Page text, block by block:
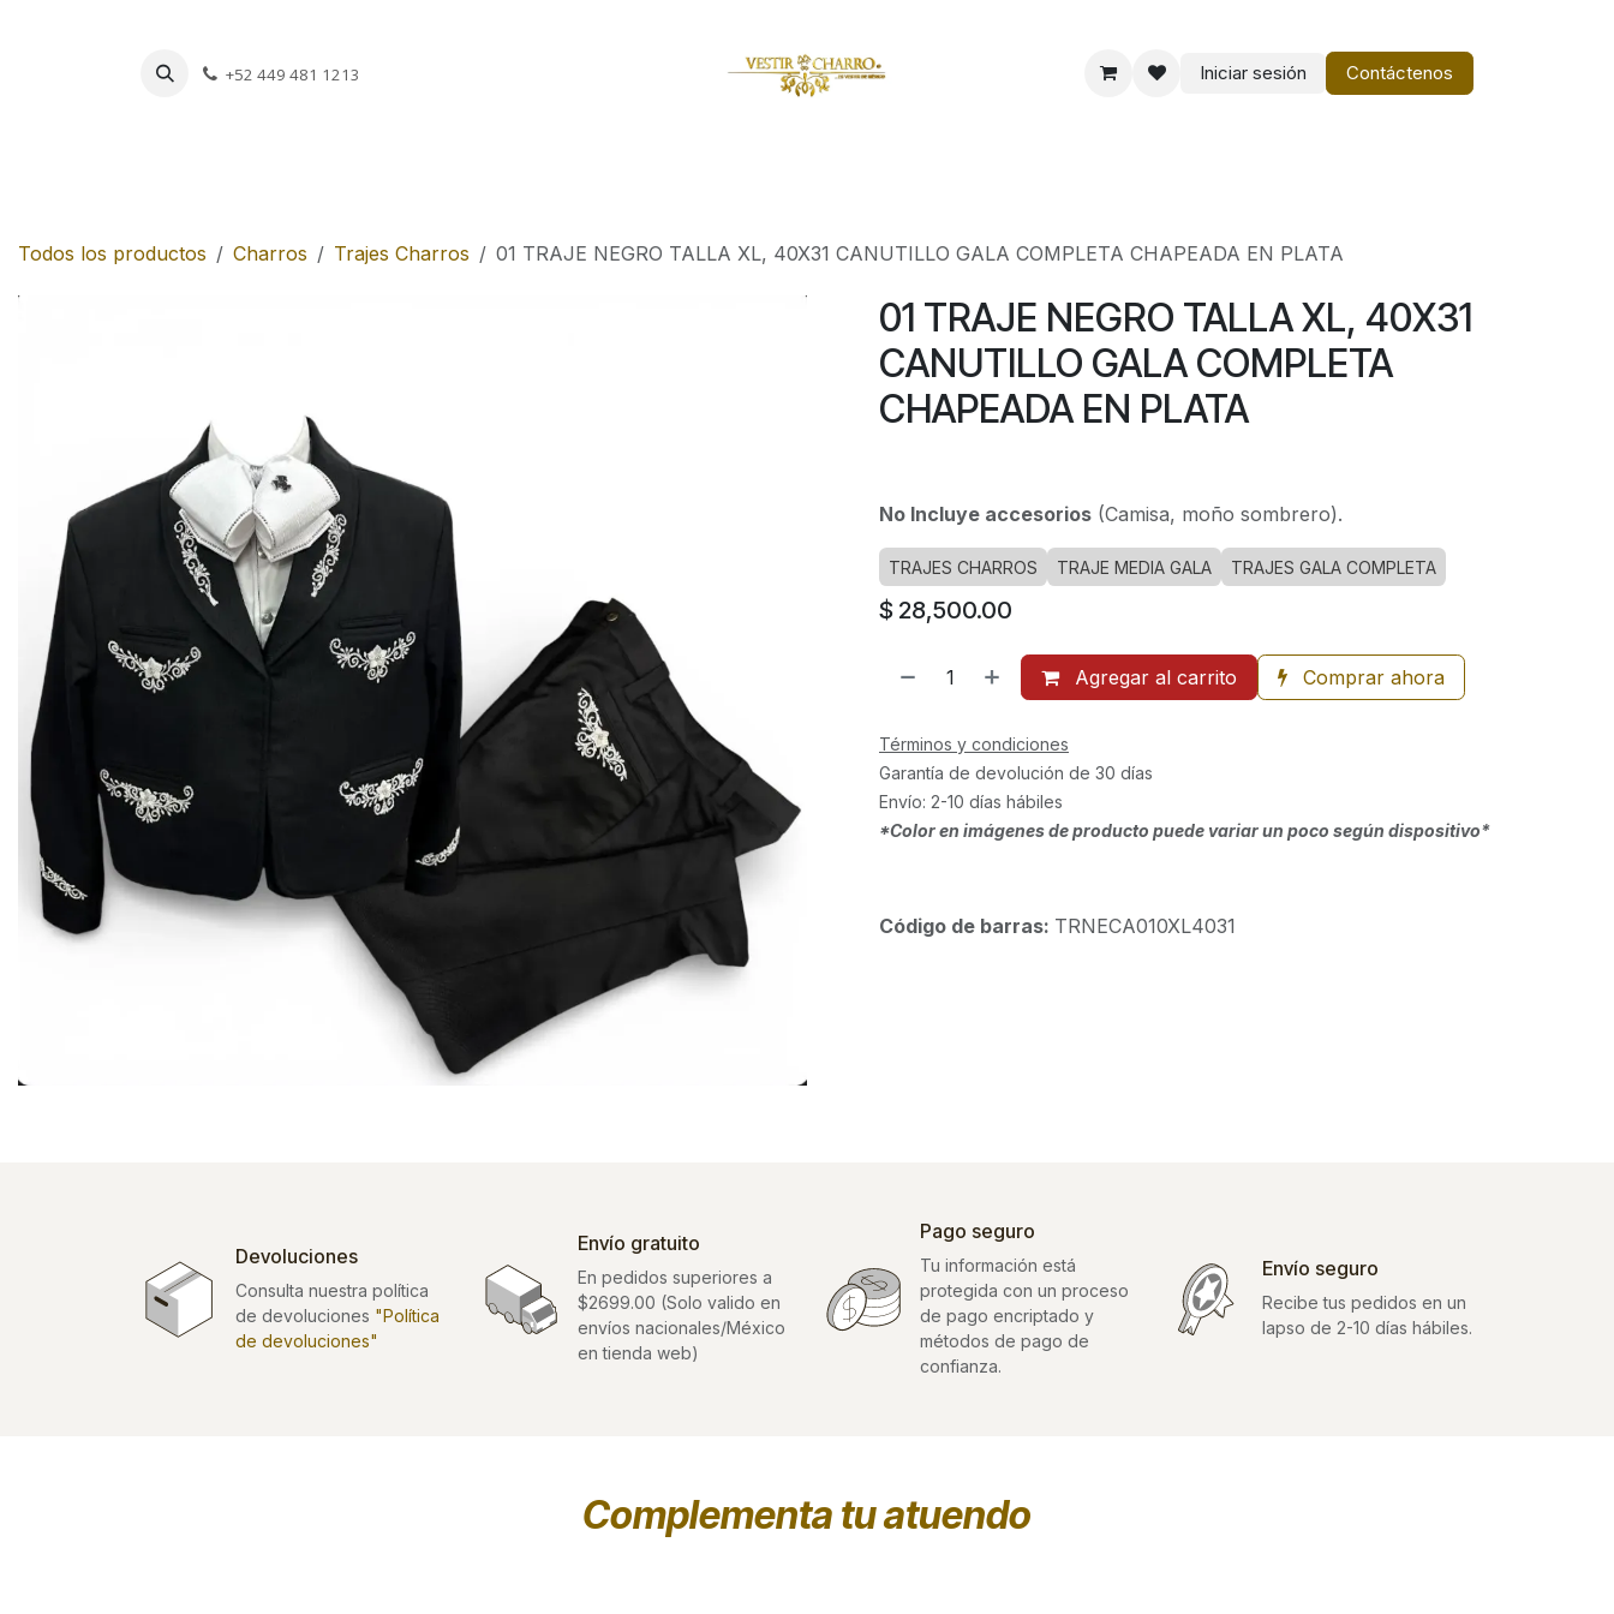
+52 449 481 1213 Iniciar sesión Contáctenos
Todos los productos Charros Trajes Charros 01 TRAJE NEGRO TALLA XL, 40X31 CANUTILLO GALA COMPLETA CHAPEADA EN PLATA
01 TRAJE NEGRO TALLA XL, 40X31
CANUTILLO GALA COMPLETA
CHAPEADA EN PLATA
No Incluye accesorios (Camisa, moño sombrero).
TRAJES CHARROS TRAJE MEDIA GALA TRAJES GALA COMPLETA
$ 28,500.00
Agregar al carrito Comprar ahora
Términos y condiciones
Garantía de devolución de 30 días
Envío: 2-10 días hábiles
*Color en imágenes de producto puede variar un poco según dispositivo*
Código de barras: TRNECA010XL4031
Devoluciones
Consulta nuestra política
de devoluciones "Política
de devoluciones"
Envío gratuito
En pedidos superiores a
$2699.00 (Solo valido en
envíos nacionales/México
en tienda web)
Pago seguro
Tu información está
protegida con un proceso
de pago encriptado y
métodos de pago de
confianza.
Envío seguro
Recibe tus pedidos en un
lapso de 2-10 días hábiles.
Complementa tu atuendo